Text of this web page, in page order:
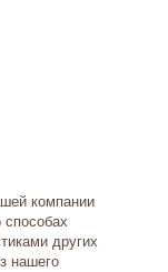
компании
других
нашего